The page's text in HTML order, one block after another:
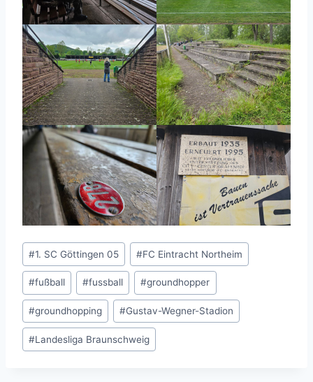
Schlagworte:
#1. SC Göttingen 05 #FC Eintracht Northeim
#fußball #fussball #groundhopper
#groundhopping #Gustav-Wegner-Stadion
#Landesliga Braunschweig